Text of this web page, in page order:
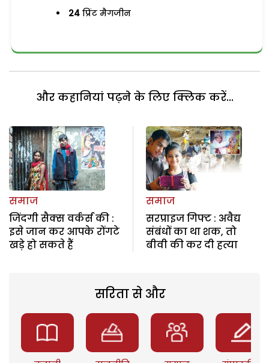
24 प्रिंट मैगजीन
और कहानियां पढ़ने के लिए क्लिक करें...
समाज
जिंदगी सैक्स वर्कर्स की :
इसे जान कर आपके रोंगटे
खड़े हो सकते हैं
समाज
सरप्राइज गिफ्ट : अवैद्य
संबंधों का था शक, तो
बीवी की कर दी हत्या
सरिता से और